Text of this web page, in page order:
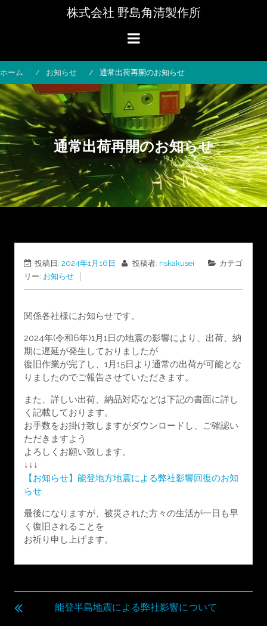
ツ
へ
ス
キ
ッ
プ
株式会社 野島角清製作所
ホーム お知らせ 通常出荷再開のお知らせ
通常出荷再開のお知らせ
投稿日: 2024年1月16日 投稿者: nskakusei
カテゴ
リー: お知らせ
関係各社様にお知らせです。
2024年(令和6年)1月1日の地震の影響により、出荷、納
期に遅延が発生しておりましたが
復旧作業が完了し、1月15日より通常の出荷が可能とな
りましたのでご報告させていただきます。
また、詳しい出荷、納品対応などは下記の書面に詳し
く記載しております。
お手数をお掛け致しますがダウンロードし、ご確認い
ただきますよう
よろしくお願い致します。
↓↓↓
【お知らせ】能登地方地震による弊社影響回復のお知
らせ
最後になりますが、被災された方々の生活が一日も早
く復旧されることを
お祈り申し上げます。
投
稿
能登半島地震による弊社影響について